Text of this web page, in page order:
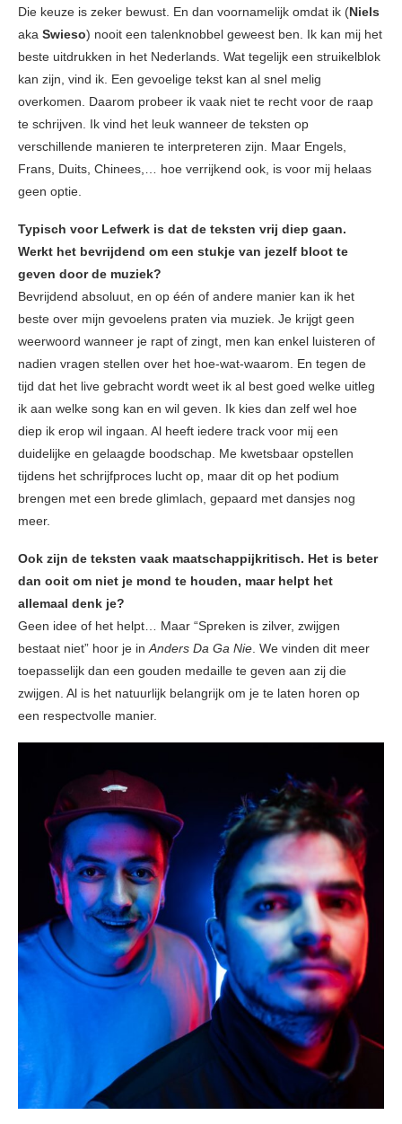
Die keuze is zeker bewust. En dan voornamelijk omdat ik (Niels
aka Swieso) nooit een talenknobbel geweest ben. Ik kan mij het
beste uitdrukken in het Nederlands. Wat tegelijk een struikelblok
kan zijn, vind ik. Een gevoelige tekst kan al snel melig
overkomen. Daarom probeer ik vaak niet te recht voor de raap
te schrijven. Ik vind het leuk wanneer de teksten op
verschillende manieren te interpreteren zijn. Maar Engels,
Frans, Duits, Chinees,… hoe verrijkend ook, is voor mij helaas
geen optie.
Typisch voor Lefwerk is dat de teksten vrij diep gaan.
Werkt het bevrijdend om een stukje van jezelf bloot te
geven door de muziek?
Bevrijdend absoluut, en op één of andere manier kan ik het
beste over mijn gevoelens praten via muziek. Je krijgt geen
weerwoord wanneer je rapt of zingt, men kan enkel luisteren of
nadien vragen stellen over het hoe-wat-waarom. En tegen de
tijd dat het live gebracht wordt weet ik al best goed welke uitleg
ik aan welke song kan en wil geven. Ik kies dan zelf wel hoe
diep ik erop wil ingaan. Al heeft iedere track voor mij een
duidelijke en gelaagde boodschap. Me kwetsbaar opstellen
tijdens het schrijfproces lucht op, maar dit op het podium
brengen met een brede glimlach, gepaard met dansjes nog
meer.
Ook zijn de teksten vaak maatschappijkritisch. Het is beter
dan ooit om niet je mond te houden, maar helpt het
allemaal denk je?
Geen idee of het helpt… Maar “Spreken is zilver, zwijgen
bestaat niet” hoor je inAnders Da Ga Nie. We vinden dit meer
toepasselijk dan een gouden medaille te geven aan zij die
zwijgen. Al is het natuurlijk belangrijk om je te laten horen op
een respectvolle manier.